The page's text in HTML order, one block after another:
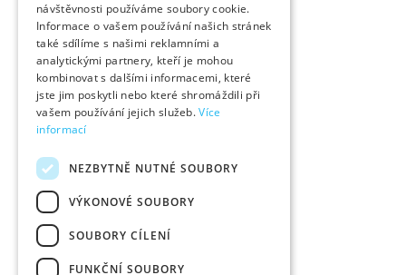
návštěvnosti používáme soubory cookie.
Informace o vašem používání našich stránek
také sdílíme s našimi reklamními a
analytickými partnery, kteří je mohou
kombinovat s dalšími informacemi, které
jste jim poskytli nebo které shromáždili při
vašem používání jejich služeb.Více
informací
NEZBYTNĚ NUTNÉ SOUBORY
VÝKONOVÉ SOUBORY
SOUBORY CÍLENÍ
FUNKČNÍ SOUBORY